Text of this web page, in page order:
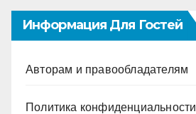
Информация Для Гостей
Авторам и правообладателям
Политика конфиденциальности